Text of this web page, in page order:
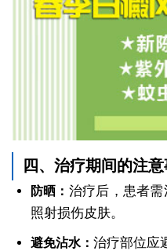
四、治疗期间的注
防晒： 治疗后，患者
照射损伤皮肤。
避免沾水： 治疗部位应